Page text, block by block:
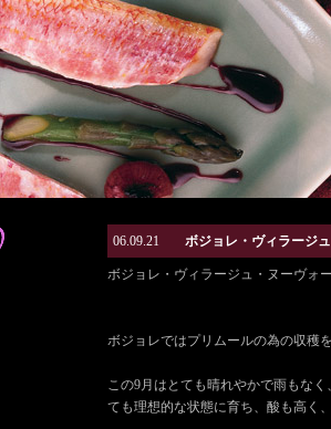
06.09.21 ボジョレ・ヴィラージ
ボジョレ・ヴィラージュ・ヌーヴ
ボジョレではプリムールの為の収穫
この9月はとても晴れやかで雨もな
ても理想的な状態に育ち、酸も高く